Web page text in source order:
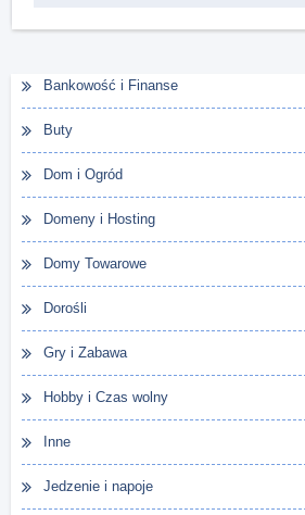
Bankowość i Finanse
Buty
Dom i Ogród
Domeny i Hosting
Domy Towarowe
Dorośli
Gry i Zabawa
Hobby i Czas wolny
Inne
Jedzenie i napoje